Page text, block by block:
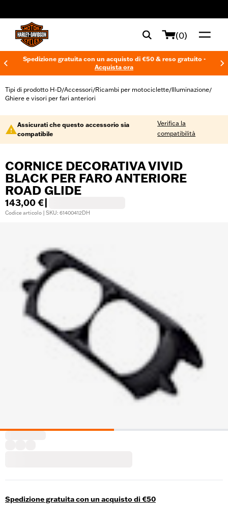
(0)
Spedizione gratuita con un acquisto di €50 & reso gratuito -
Acquista ora
Tipi di prodotto H-D/Accessori/Ricambi per motociclette/Illuminazione/
Ghiere e visori per fari anteriori
Assicurati che questo accessorio sia
compatibile
Verifica la
compatibilità
CORNICE DECORATIVA VIVID
BLACK PER FARO ANTERIORE
ROAD GLIDE
143,00 €
Codice articolo | SKU: 61400412DH
Spedizione gratuita con un acquisto di €50